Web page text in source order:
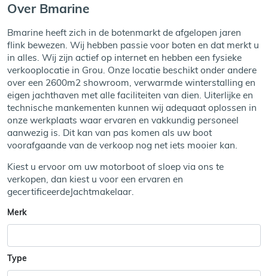
Over Bmarine
Bmarine heeft zich in de botenmarkt de afgelopen jaren
flink bewezen. Wij hebben passie voor boten en dat merkt u
in alles. Wij zijn actief op internet en hebben een fysieke
verkooplocatie in Grou. Onze locatie beschikt onder andere
over een 2600m2 showroom, verwarmde winterstalling en
eigen jachthaven met alle faciliteiten van dien. Uiterlijke en
technische mankementen kunnen wij adequaat oplossen in
onze werkplaats waar ervaren en vakkundig personeel
aanwezig is. Dit kan van pas komen als uw boot
voorafgaande van de verkoop nog net iets mooier kan.
Kiest u ervoor om uw motorboot of sloep via ons te
verkopen, dan kiest u voor een ervaren en
gecertificeerdeJachtmakelaar.
Merk
Type